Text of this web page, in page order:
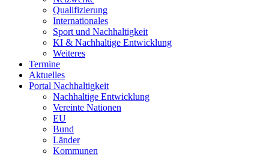
Qualifizierung
Internationales
Sport und Nachhaltigkeit
KI & Nachhaltige Entwicklung
Weiteres
Termine
Aktuelles
Portal Nachhaltigkeit
Nachhaltige Entwicklung
Vereinte Nationen
EU
Bund
Länder
Kommunen